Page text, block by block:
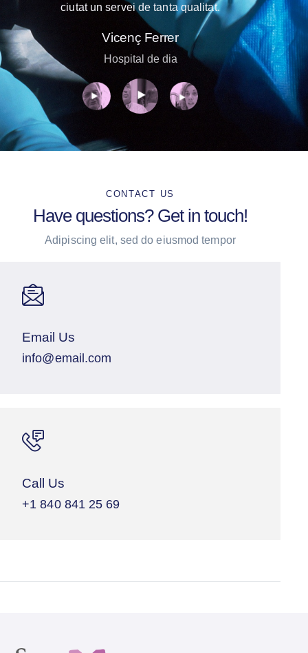
ciutat un servei de tanta qualitat.
Vicenç Ferrer
Hospital de dia
CONTACT US
Have questions?Get in touch!
Adipiscing elit, sed do eiusmod tempor
Email Us
info@email.com
Call Us
+1 840 841 25 69